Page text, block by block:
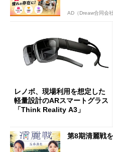
AD（Dreaw合同会社
レノボ、現場利用を想定した
軽量設計のARスマートグラス
「Think Reality A3」
第8期清麗戦